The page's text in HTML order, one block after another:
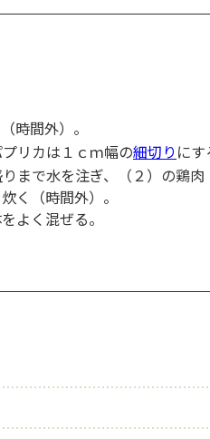
時間外）。
リカは１ｃｍ幅の細切り にす
まで水を注ぎ、（２）の鶏肉
く（時間外）。
よく混ぜる。